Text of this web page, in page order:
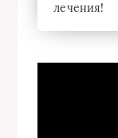
лечения!